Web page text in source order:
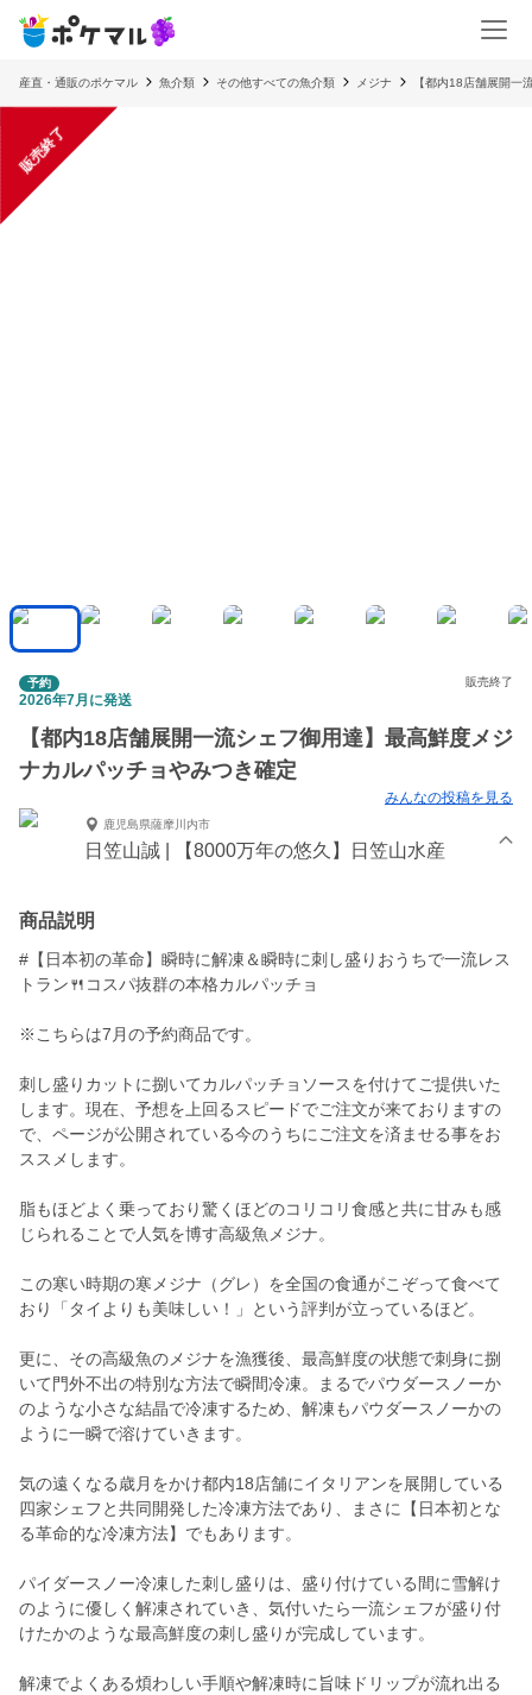
産直・通販のポケマル 魚介類 その他すべての魚介類 メジナ 【都内18店舗展開一
販売終了
予約 販売終了
2026年7月に発送
【都内18店舗展開一流シェフ御用達】最高鮮度メジ
ナカルパッチョやみつき確定
みんなの投稿を見る
鹿児島県薩摩川内市
日笠山誠 | 【8000万年の悠久】日笠山水産
商品説明
#【日本初の革命】瞬時に解凍＆瞬時に刺し盛りおうちで一流レス
トラン🍴コスパ抜群の本格カルパッチョ
※こちらは7月の予約商品です。
刺し盛りカットに捌いてカルパッチョソースを付けてご提供いた
します。現在、予想を上回るスピードでご注文が来ておりますの
で、ページが公開されている今のうちにご注文を済ませる事をお
ススメします。
脂もほどよく乗っており驚くほどのコリコリ食感と共に甘みも感
じられることで人気を博す高級魚メジナ。
この寒い時期の寒メジナ（グレ）を全国の食通がこぞって食べて
おり「タイよりも美味しい！」という評判が立っているほど。
更に、その高級魚のメジナを漁獲後、最高鮮度の状態で刺身に捌
いて門外不出の特別な方法で瞬間冷凍。まるでパウダースノーか
のような小さな結晶で冷凍するため、解凍もパウダースノーかの
ように一瞬で溶けていきます。
気の遠くなる歳月をかけ都内18店舗にイタリアンを展開している
四家シェフと共同開発した冷凍方法であり、まさに【日本初とな
る革命的な冷凍方法】でもあります。
パイダースノー冷凍した刺し盛りは、盛り付けている間に雪解け
のように優しく解凍されていき、気付いたら一流シェフが盛り付
けたかのような最高鮮度の刺し盛りが完成しています。
解凍でよくある煩わしい手順や解凍時に旨味ドリップが流れ出る